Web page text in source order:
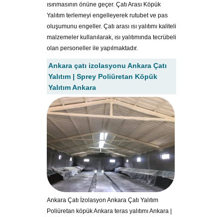
ısınmasının önüne geçer. Çatı Arası Köpük
Yalıtım terlemeyi engelleyerek rutubet ve pas
oluşumunu engeller. Çatı arası ısı yalıtımı kaliteli
malzemeler kullanılarak, ısı yalıtımında tecrübeli
olan personeller ile yapılmaktadır.
Ankara çatı izolasyonu Ankara Çatı
Yalıtım | Sprey Poliüretan Köpük
Yalıtım Ankara
Ankara Çatı İzolasyon Ankara Çatı Yalıtım
Poliüretan köpük Ankara teras yalıtımı Ankara |